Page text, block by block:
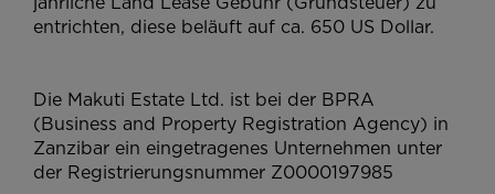
entrichten, diese beläuft auf ca. 650 US Dollar.
Die Makuti Estate Ltd. ist bei der BPRA
(Business and Property Registration Agency) in
Zanzibar ein eingetragenes Unternehmen unter
der Registrierungsnummer Z0000197985